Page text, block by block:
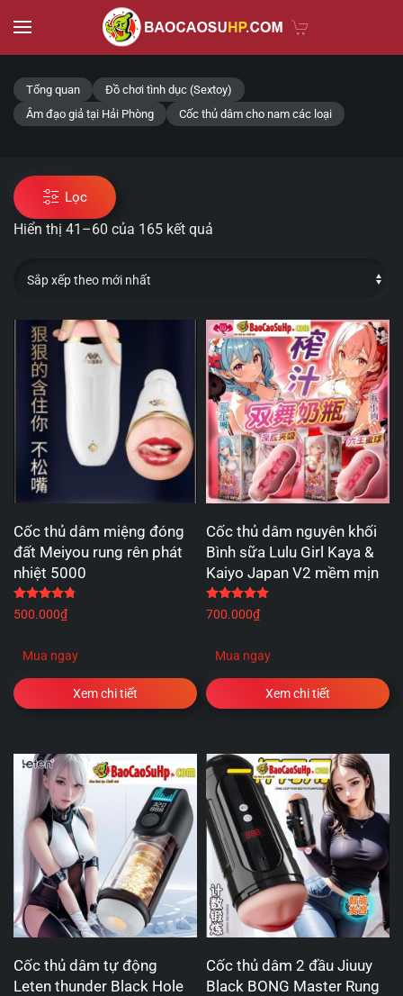
Skip to main content
Tổng quan
Đồ chơi tình dục (Sextoy)
Âm đạo giả tại Hải Phòng
Cốc thủ dâm cho nam các loại
Lọc
Hiển thị 41–60 của 165 kết quả
Cốc thủ dâm miệng đóng
đất Meiyou rung rên phát
nhiệt 5000
5 sao
500.000₫
Mua ngay
Xem chi tiết
Cốc thủ dâm nguyên khối
Bình sữa Lulu Girl Kaya &
Kaiyo Japan V2 mềm mịn
700.000₫
Mua ngay
Xem chi tiết
Cốc thủ dâm tự động
Leten thunder Black Hole
Cốc thủ dâm 2 đầu Jiuuy
Black BONG Master Rung